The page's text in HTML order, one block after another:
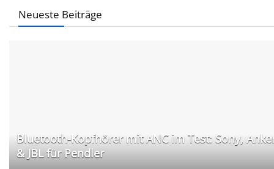
Neueste Beiträge
Bluetooth-Kopfhörer mit ANC im Test: Sony,
& JBL für Pendler